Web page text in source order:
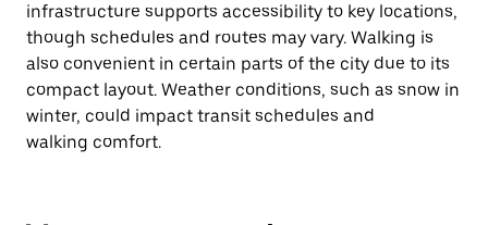
infrastructure supports accessibility to key locations,
though schedules and routes may vary. Walking is
also convenient in certain parts of the city due to its
compact layout. Weather conditions, such as snow in
winter, could impact transit schedules and
walking comfort.